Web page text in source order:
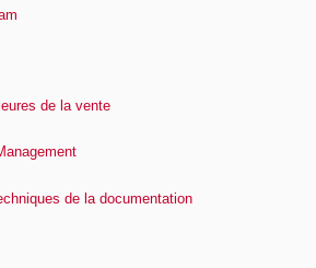
de la vente
de la documentation